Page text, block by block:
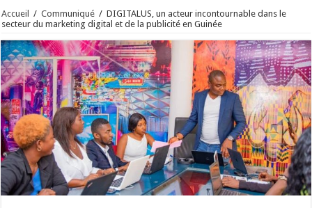
Accueil / Communiqué / DIGITALUS, un acteur incontournable dans le
secteur du marketing digital et de la publicité en Guinée